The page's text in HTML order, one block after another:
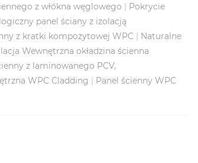
z włókna węglowego | Pokrycie
panel ściany z izolacją
z kratki kompozytowej WPC | Naturalne
Wewnętrzna okładzina ścienna
z laminowanego PCV,
WPC Cladding | Panel ścienny WPC